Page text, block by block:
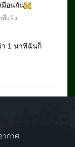
มือนกัน
ที่แล้ว
า 1 นาทีฉันก็
ากาศ